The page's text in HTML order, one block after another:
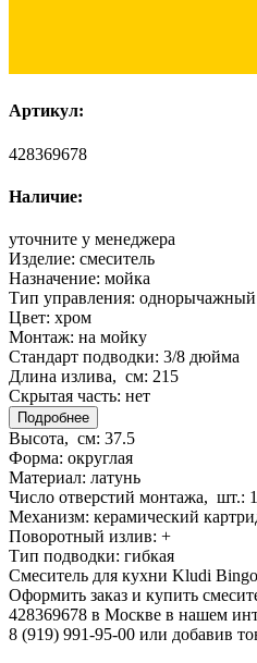
Артикул:
428369678
Наличие:
уточните у менеджера
Изделие: смеситель
Назначение: мойка
Тип управления: однорычажный
Цвет: хром
Монтаж: на мойку
Стандарт подводки: 3/8 дюйма
Длина излива, см: 215
Скрытая часть: нет
Подробнее
Высота, см: 37.5
Форма: округлая
Материал: латунь
Число отверстий монтажа, шт.: 1
Механизм: керамический
Поворотный излив: +
Тип подводки: гибкая
Смеситель для кухни Kludi
Оформить заказ и купить
428369678 в Москве в нашем
8 (919) 991-95-00 или добавив